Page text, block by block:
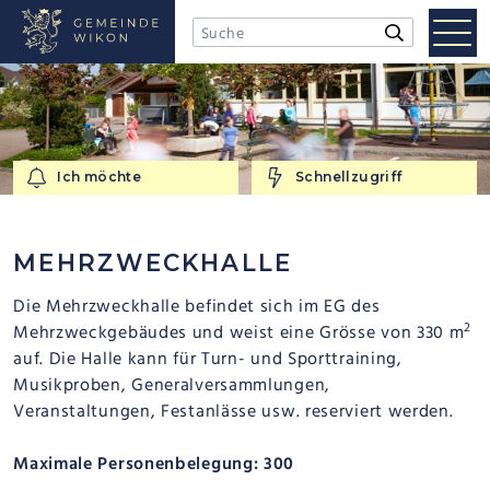
NAVIGIEREN IN WIKON
Schnellnavigation
Suchbegriff Suche starten
Ich möchte
Ich möchte Schnellzugriff
Schnellzugriff
MEHRZWECKHALLE
Die Mehrzweckhalle befindet sich im EG des
Mehrzweckgebäudes und weist eine Grösse von 330 m2
auf. Die Halle kann für Turn- und Sporttraining,
Musikproben, Generalversammlungen,
Veranstaltungen, Festanlässe usw. reserviert werden.
Maximale Personenbelegung: 300